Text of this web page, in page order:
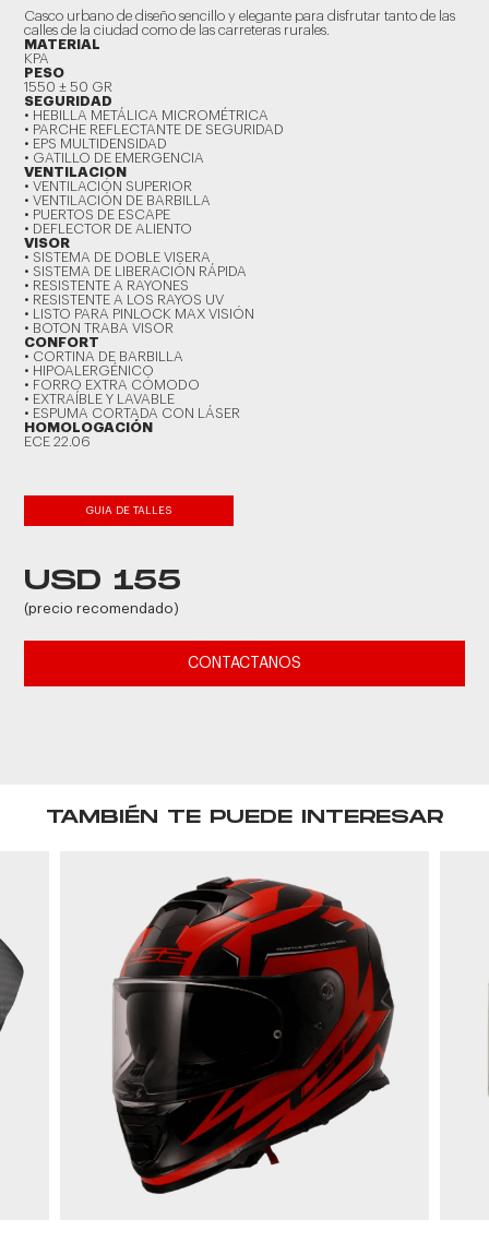
Casco urbano de diseño sencillo y elegante para disfrutar tanto de las
calles de la ciudad como de las carreteras rurales.
MATERIAL
KPA
PESO
1550 ± 50 GR
SEGURIDAD
• HEBILLA METÁLICA MICROMÉTRICA
• PARCHE REFLECTANTE DE SEGURIDAD
• EPS MULTIDENSIDAD
• GATILLO DE EMERGENCIA
VENTILACION
• VENTILACIÓN SUPERIOR
• VENTILACIÓN DE BARBILLA
• PUERTOS DE ESCAPE
• DEFLECTOR DE ALIENTO
VISOR
• SISTEMA DE DOBLE VISERA
• SISTEMA DE LIBERACIÓN RÁPIDA
• RESISTENTE A RAYONES
• RESISTENTE A LOS RAYOS UV
• LISTO PARA PINLOCK MAX VISIÓN
• BOTON TRABA VISOR
CONFORT
• CORTINA DE BARBILLA
• HIPOALERGÉNICO
• FORRO EXTRA CÓMODO
• EXTRAÍBLE Y LAVABLE
• ESPUMA CORTADA CON LÁSER
HOMOLOGACIÓN
ECE 22.06
GUIA DE TALLES
USD 155
(precio recomendado)
CONTACTANOS
TAMBIÉN TE PUEDE INTERESAR